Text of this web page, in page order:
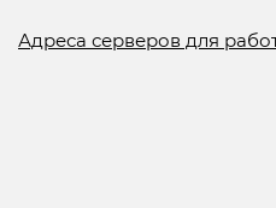
Адреса серверов для